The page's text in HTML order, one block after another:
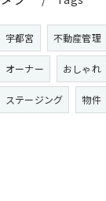
宇都宮 不動産管理
オーナー おしゃれ
ステージング 物件